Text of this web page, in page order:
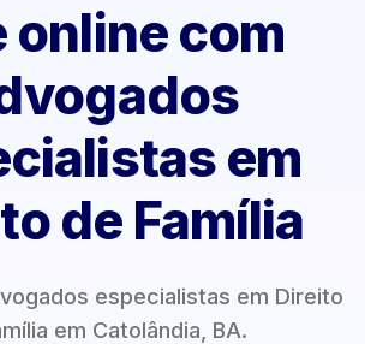
online com
em
de Família
especialistas em Direito
em Catolândia, BA.